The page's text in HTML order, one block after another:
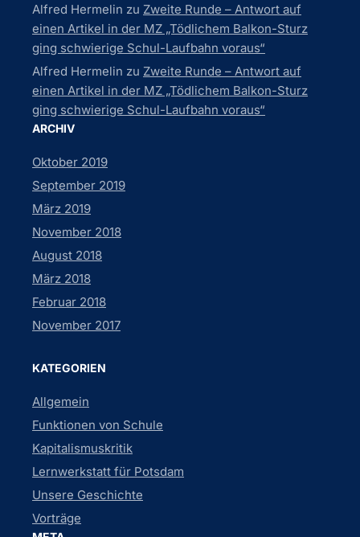
Alfred Hermelin zu Zweite Runde – Antwort auf
einen Artikel in der MZ „Tödlichem Balkon-Sturz
ging schwierige Schul-Laufbahn voraus“
Alfred Hermelin zu Zweite Runde – Antwort auf
einen Artikel in der MZ „Tödlichem Balkon-Sturz
ging schwierige Schul-Laufbahn voraus“
ARCHIV
Oktober 2019
September 2019
März 2019
November 2018
August 2018
März 2018
Februar 2018
November 2017
KATEGORIEN
Allgemein
Funktionen von Schule
Kapitalismuskritik
Lernwerkstatt für Potsdam
Unsere Geschichte
Vorträge